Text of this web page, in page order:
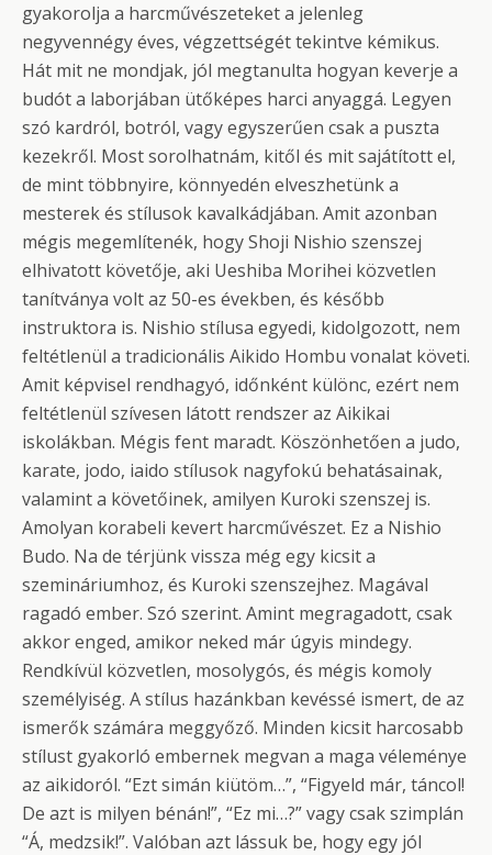
gyakorolja a harcművészeteket a jelenleg
negyvennégy éves, végzettségét tekintve kémikus.
Hát mit ne mondjak, jól megtanulta hogyan keverje a
budót a laborjában ütőképes harci anyaggá. Legyen
szó kardról, botról, vagy egyszerűen csak a puszta
kezekről. Most sorolhatnám, kitől és mit sajátított el,
de mint többnyire, könnyedén elveszhetünk a
mesterek és stílusok kavalkádjában. Amit azonban
mégis megemlítenék, hogy Shoji Nishio szenszej
elhivatott követője, aki Ueshiba Morihei közvetlen
tanítványa volt az 50-es években, és később
instruktora is. Nishio stílusa egyedi, kidolgozott, nem
feltétlenül a tradicionális Aikido Hombu vonalat követi.
Amit képvisel rendhagyó, időnként különc, ezért nem
feltétlenül szívesen látott rendszer az Aikikai
iskolákban. Mégis fent maradt. Köszönhetően a judo,
karate, jodo, iaido stílusok nagyfokú behatásainak,
valamint a követőinek, amilyen Kuroki szenszej is.
Amolyan korabeli kevert harcművészet. Ez a Nishio
Budo. Na de térjünk vissza még egy kicsit a
szemináriumhoz, és Kuroki szenszejhez. Magával
ragadó ember. Szó szerint. Amint megragadott, csak
akkor enged, amikor neked már úgyis mindegy.
Rendkívül közvetlen, mosolygós, és mégis komoly
személyiség. A stílus hazánkban kevéssé ismert, de az
ismerők számára meggyőző. Minden kicsit harcosabb
stílust gyakorló embernek megvan a maga véleménye
az aikidoról. “Ezt simán kiütöm…”, “Figyeld már, táncol!
De azt is milyen bénán!”, “Ez mi…?” vagy csak szimplán
“Á, medzsik!”. Valóban azt lássuk be, hogy egy jól